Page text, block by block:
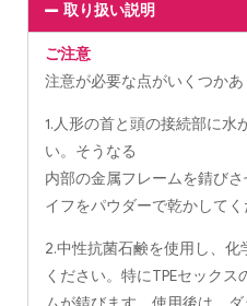
取り扱い説明
ご注意
注意が必要な点がいくつかあ
1.人形の首と頭の接続部に水
い。そうなる
内部の金属フレームを錆び
イフをパウダーで乾かしてく
2.中性抗菌石鹸を使用し、
ください。特にTPEセック